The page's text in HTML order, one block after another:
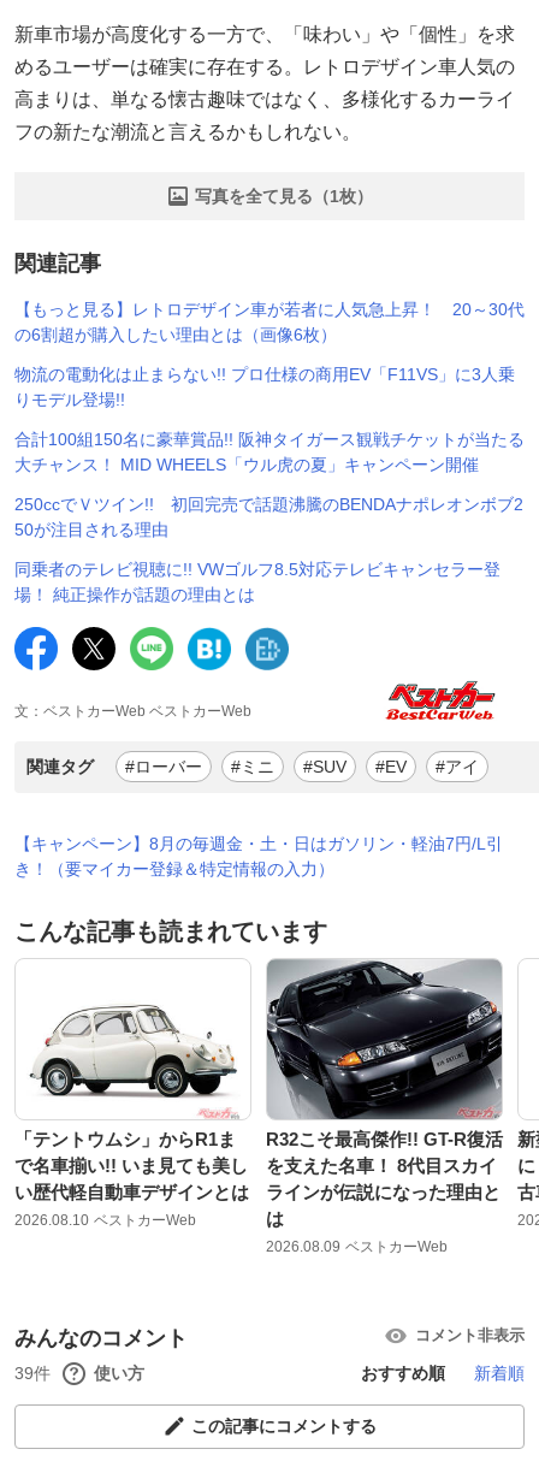
新車市場が高度化する一方で、「味わい」や「個性」を求
めるユーザーは確実に存在する。レトロデザイン車人気の
高まりは、単なる懐古趣味ではなく、多様化するカーライ
フの新たな潮流と言えるかもしれない。
写真を全て見る（1枚）
関連記事
【もっと見る】レトロデザイン車が若者に人気急上昇！ 20～30代
の6割超が購入したい理由とは（画像6枚）
物流の電動化は止まらない!! プロ仕様の商用EV「F11VS」に3人乗
りモデル登場!!
合計100組150名に豪華賞品!! 阪神タイガース観戦チケットが当たる
大チャンス！ MID WHEELS「ウル虎の夏」キャンペーン開催
250ccでＶツイン!! 初回完売で話題沸騰のBENDAナポレオンボブ2
50が注目される理由
同乗者のテレビ視聴に!! VWゴルフ8.5対応テレビキャンセラー登
場！ 純正操作が話題の理由とは
文：ベストカーWeb ベストカーWeb
関連タグ #ローバー #ミニ #SUV #EV #アイ
【キャンペーン】8月の毎週金・土・日はガソリン・軽油7円/L引
き！（要マイカー登録＆特定情報の入力）
こんな記事も読まれています
「テントウムシ」からR1ま
で名車揃い!! いま見ても美し
い歴代軽自動車デザインとは
2026.08.10 ベストカーWeb
R32こそ最高傑作!! GT-R復活
を支えた名車！ 8代目スカイ
ラインが伝説になった理由と
は
2026.08.09 ベストカーWeb
古
みんなのコメント コメント非表示
39件 使い方 おすすめ順 新着順
この記事にコメントする